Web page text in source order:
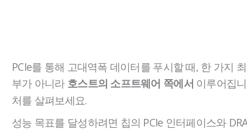
PCIe를 통해 고대역폭 데이터를 푸시할 때, 한 가지
부가 아니라 호스트의 소프트웨어 쪽에서 이루어집
처를 살펴보세요.
성능 목표를 달성하려면 칩의 PCIe 인터페이스와